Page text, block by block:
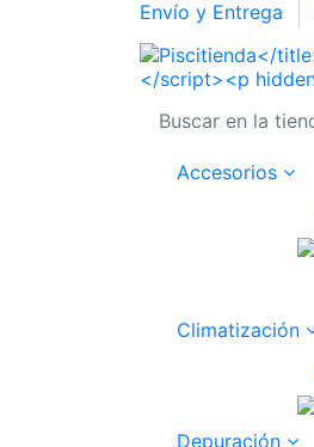
Envío y Entrega
Accesorios
Climatización
Depuración